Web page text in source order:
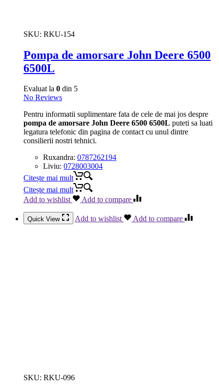
SKU: RKU-154
Pompa de amorsare John Deere 6500
6500L
Evaluat la 0 din 5
No Reviews
Pentru informatii suplimentare fata de cele de mai jos despre
pompa de amorsare John Deere 6500 6500L puteti sa luati
legatura telefonic din pagina de contact cu unul dintre
consilierii nostri tehnici.
Ruxandra: 0787262194
Liviu: 0728003004
Citește mai mult
Citește mai mult
Add to wishlist
Add to compare
Quick View Add to wishlist Add to compare
SKU: RKU-096